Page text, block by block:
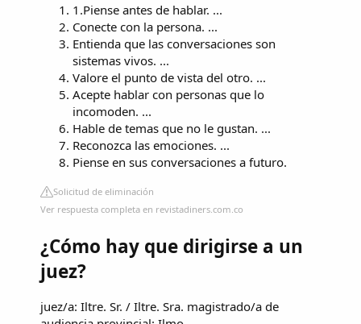
1.Piense antes de hablar. ...
Conecte con la persona. ...
Entienda que las conversaciones son
sistemas vivos. ...
Valore el punto de vista del otro. ...
Acepte hablar con personas que lo
incomoden. ...
Hable de temas que no le gustan. ...
Reconozca las emociones. ...
Piense en sus conversaciones a futuro.
Solicitud de eliminación
Ver respuesta completa en revistadiners.com.co
¿Cómo hay que dirigirse a un
juez?
juez/a: Iltre. Sr. / Iltre. Sra. magistrado/a de